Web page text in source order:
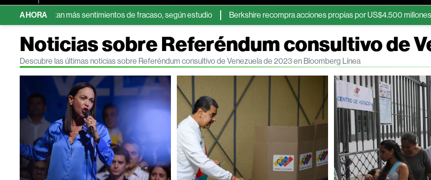
AHORA
reportan más sentimientos de fracaso, según estudio Berkshire recompra acciones propias por US$4.500 millones tras
Noticias sobre Referéndum consultivo de
Descubre las últimas noticias sobre Referéndum consultivo de Venezuela de 2023 en Bloomberg Línea